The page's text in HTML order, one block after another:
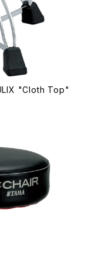
"Cloth Top"